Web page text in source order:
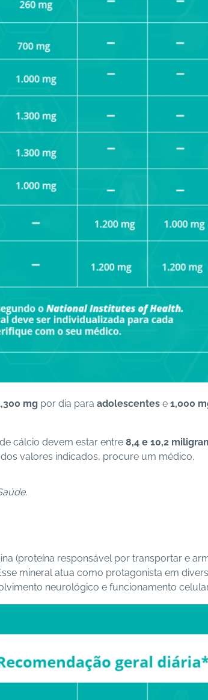
mg por dia para adolescentes e 1,000
cálcio devem estar entre 8,4 e 10,2
valores indicados, procure um médico.
(proteína responsável por transportar e
mineral atua como protagonista em
neurológico e funcionamento